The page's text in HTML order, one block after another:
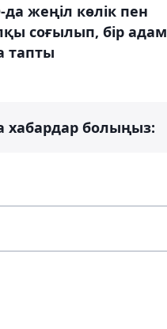
жеңіл көлік пен
соғылып, бір адам
тапты
хабардар болыңыз: